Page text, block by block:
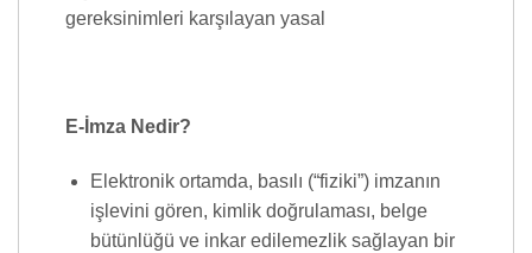
gereksinimleri karşılayan yasal
E-İmza Nedir?
Elektronik ortamda, basılı (“fiziki”) imzanın
işlevini gören, kimlik doğrulaması, belge
bütünlüğü ve inkar edilemezlik sağlayan bir